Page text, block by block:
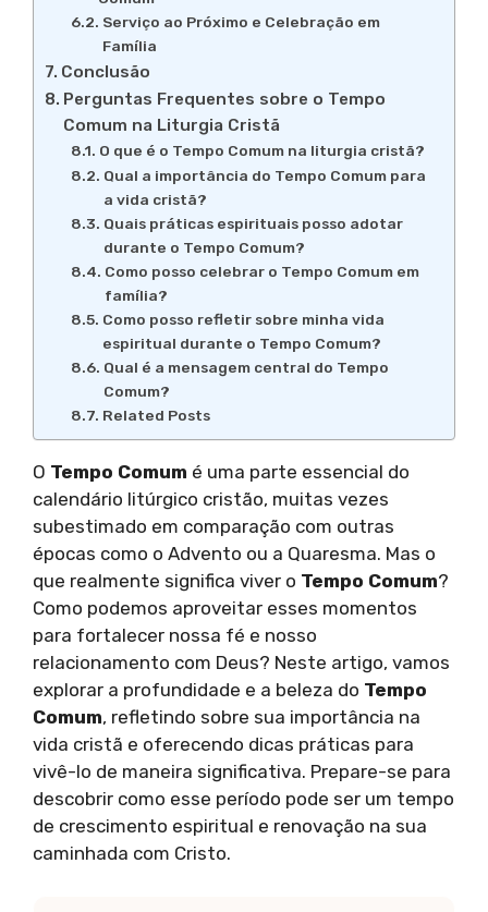
Serviço ao Próximo e Celebração em
Família
Conclusão
Perguntas Frequentes sobre o Tempo
Comum na Liturgia Cristã
O que é o Tempo Comum na liturgia cristã?
Qual a importância do Tempo Comum para
a vida cristã?
Quais práticas espirituais posso adotar
durante o Tempo Comum?
Como posso celebrar o Tempo Comum em
família?
Como posso refletir sobre minha vida
espiritual durante o Tempo Comum?
Qual é a mensagem central do Tempo
Comum?
Related Posts
O Tempo Comum é uma parte essencial do
calendário litúrgico cristão, muitas vezes
subestimado em comparação com outras
épocas como o Advento ou a Quaresma. Mas o
que realmente significa viver o Tempo Comum?
Como podemos aproveitar esses momentos
para fortalecer nossa fé e nosso
relacionamento com Deus? Neste artigo, vamos
explorar a profundidade e a beleza do Tempo
Comum, refletindo sobre sua importância na
vida cristã e oferecendo dicas práticas para
vivê-lo de maneira significativa. Prepare-se para
descobrir como esse período pode ser um tempo
de crescimento espiritual e renovação na sua
caminhada com Cristo.